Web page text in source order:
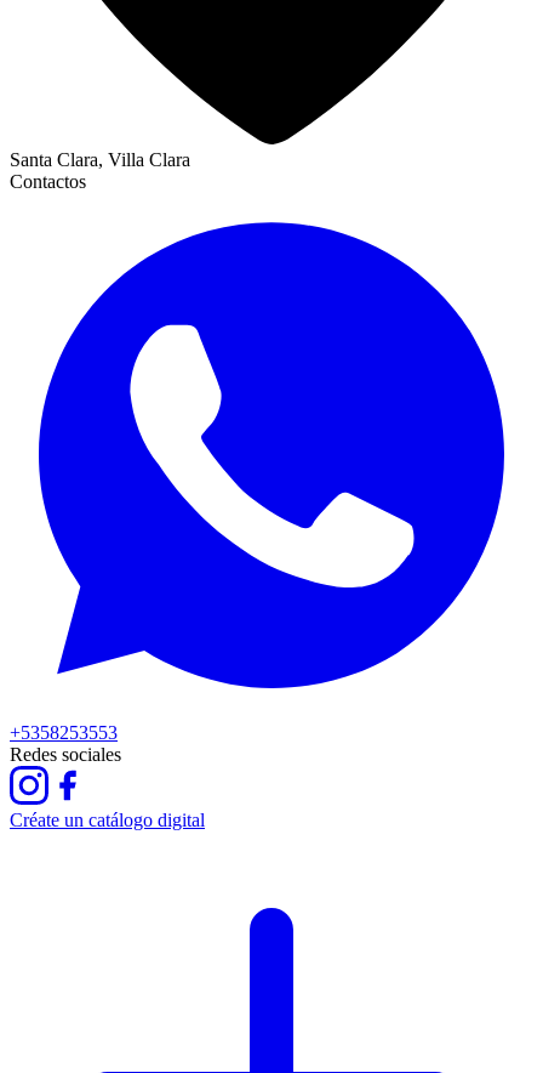
Santa Clara, Villa Clara
Contactos
+5358253553
Redes sociales
Créate un catálogo digital